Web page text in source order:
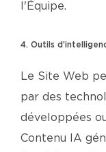
l'Équipe.
4. Outils
Le Site Web
par des
développées
Contenu IA